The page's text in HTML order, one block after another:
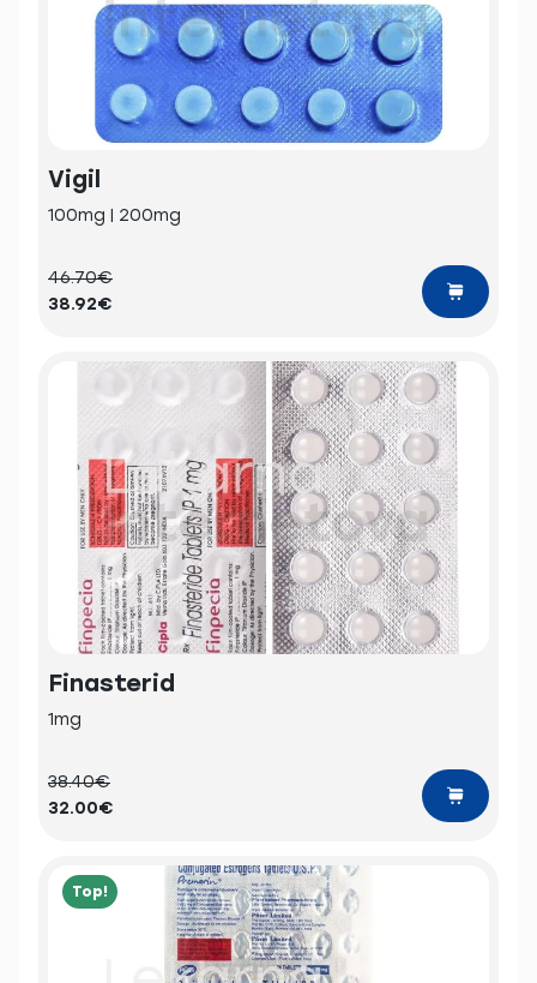
Vigil
100mg | 200mg
46.70€
38.92€
Finasterid
1mg
38.40€
32.00€
Top!